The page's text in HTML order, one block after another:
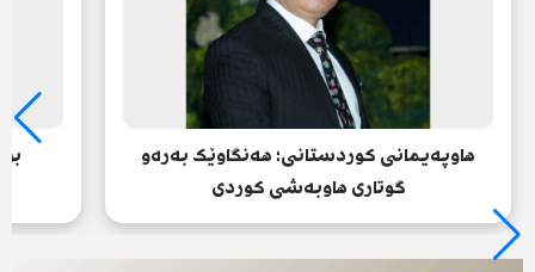
هاوپەیمانی کوردستانی؛ هەنگاوێک بەرەو
گوتاری هاوبەشی کوردی